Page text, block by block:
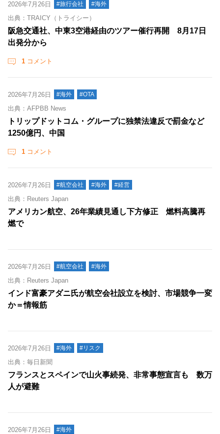
2026年7月26日 #旅行会社 #海外
出典：TRAICY（トライシー）
阪急交通社、中東3空港経由のツアー催行再開 8月17日
出発分から
1 コメント
2026年7月26日 #海外 #OTA
出典：AFPBB News
トリップドットコム・グループに独禁法違反で罰金など
1250億円、中国
1 コメント
2026年7月26日 #航空会社 #海外 #経営
出典：Reuters Japan
アメリカン航空、26年業績見通し下方修正 燃料高騰再
燃で
2026年7月26日 #航空会社 #海外
出典：Reuters Japan
インド富豪アダニ氏が航空会社設立を検討、市場競争一変
か＝情報筋
2026年7月26日 #海外 #リスク
出典：毎日新聞
フランスとスペインで山火事続発、非常事態宣言も 数万
人が避難
2026年7月26日 #海外